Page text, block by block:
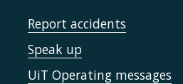
Report accidents
Speak up
UiT Operating messages